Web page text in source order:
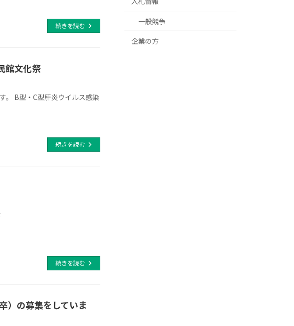
続きを読む
館文化祭
。 B型・C型肝炎ウイルス感染
続きを読む
続きを読む
の募集をしていま
一般競争
企業の方